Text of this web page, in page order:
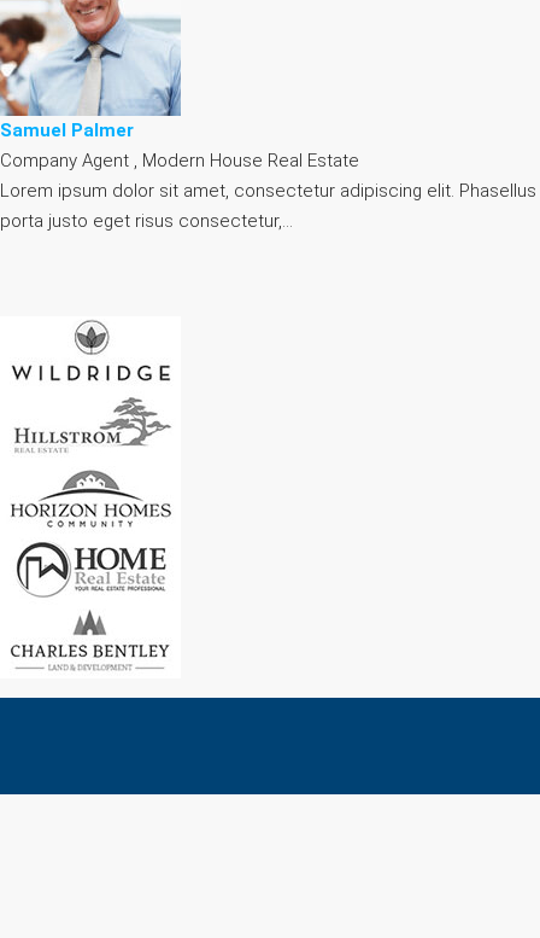
Samuel Palmer
Company Agent , Modern House Real Estate
Lorem ipsum dolor sit amet, consectetur adipiscing elit. Phasellus
porta justo eget risus consectetur,…